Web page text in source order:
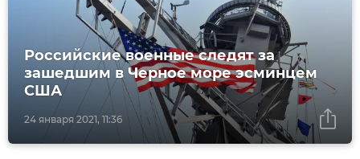
24 января 2021, 11:36
Российские военные следят за
зашедшим в Черное море эсминцем
США